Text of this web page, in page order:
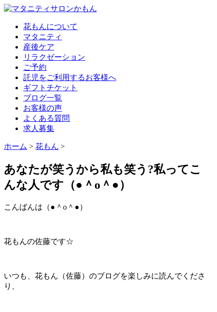
花もんについて
マタニティ
産後ケア
リラクゼーション
ご予約
託児をご利用するお客様へ
ギフトチケット
ブログ一覧
お客様の声
よくある質問
求人募集
ホーム > 花もん >
あなたが笑うから私も笑う?私ってこ
んな人です（●＾o＾●）
こんばんは（●＾o＾●）
花もんの佐藤です☆
いつも、花もん（佐藤）のブログを楽しみに読んでくださ
り、